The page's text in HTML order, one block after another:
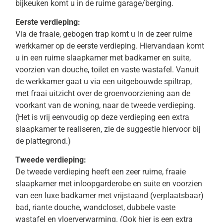
bijkeuken komt u in de ruime garage/berging.
Eerste verdieping:
Via de fraaie, gebogen trap komt u in de zeer ruime
werkkamer op de eerste verdieping. Hiervandaan komt
u in een ruime slaapkamer met badkamer en suite,
voorzien van douche, toilet en vaste wastafel. Vanuit
de werkkamer gaat u via een uitgebouwde spiltrap,
met fraai uitzicht over de groenvoorziening aan de
voorkant van de woning, naar de tweede verdieping.
(Het is vrij eenvoudig op deze verdieping een extra
slaapkamer te realiseren, zie de suggestie hiervoor bij
de plattegrond.)
Tweede verdieping:
De tweede verdieping heeft een zeer ruime, fraaie
slaapkamer met inloopgarderobe en suite en voorzien
van een luxe badkamer met vrijstaand (verplaatsbaar)
bad, riante douche, wandcloset, dubbele vaste
wastafel en vloerverwarming. (Ook hier is een extra